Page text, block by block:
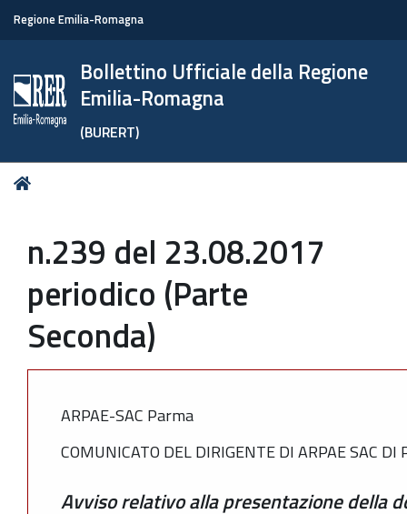
Regione Emilia-Romagna
Bollettino Ufficiale della Regione
Emilia-Romagna
(BURERT)
Tu
n.239 del 23.08.2017
periodico (Parte
Seconda)
ARPAE-SAC Parma
COMUNICATO DEL DIRIGENTE DI ARPAE SAC DI
Avviso relativo alla presentazione della